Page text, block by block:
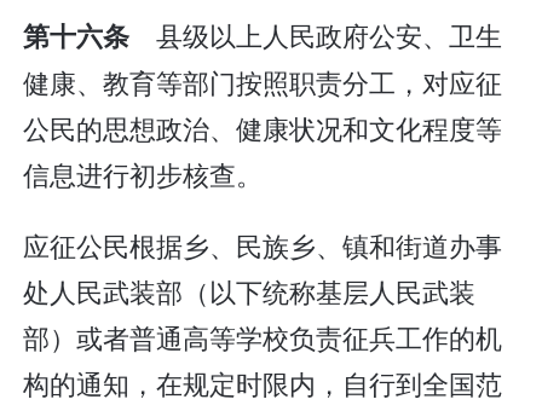
第十六条 县级以上人民政府公安、卫生
健康、教育等部门按照职责分工，对应征
公民的思想政治、健康状况和文化程度等
信息进行初步核查。
应征公民根据乡、民族乡、镇和街道办事
处人民武装部（以下统称基层人民武装
部）或者普通高等学校负责征兵工作的机
构的通知，在规定时限内，自行到全国范